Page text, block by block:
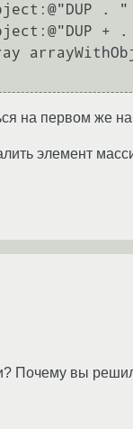
. "
+ . "
на первом же
элемент
Почему вы